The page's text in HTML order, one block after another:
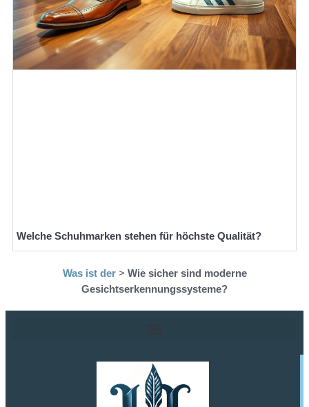
Welche Schuhmarken stehen für höchste Qualität?
Was ist der> Wie sicher sind moderne
Gesichtserkennungssysteme?